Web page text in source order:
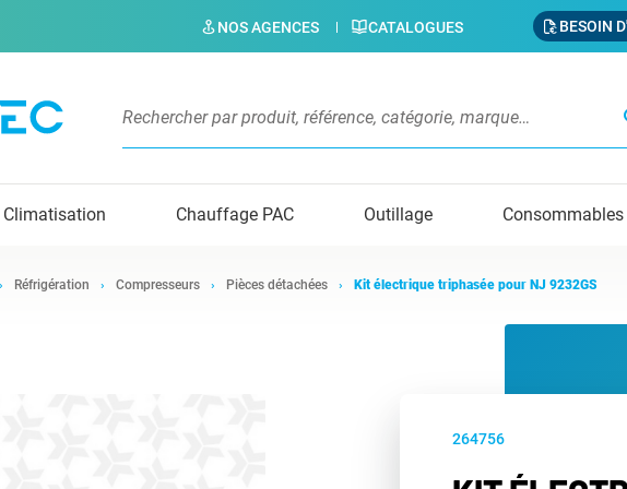
NOS AGENCES CATALOGUES BESOIN
Climatisation Chauffage PAC Outillage Consommables
Réfrigération Compresseurs Pièces détachées Kit électrique triphasée pour NJ 9232GS
264756